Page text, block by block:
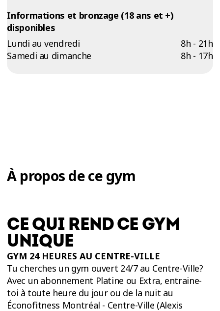
Informations et bronzage (18 ans et +)
disponibles
Lundi au vendredi
8h - 21h
Samedi au dimanche
8h - 17h
À propos de ce gym
CE QUI REND CE GYM
UNIQUE
GYM 24 HEURES AU CENTRE-VILLE
Tu cherches un gym ouvert 24/7 au Centre-Ville?
Avec un abonnement Platine ou Extra, entraine-
toi à toute heure du jour ou de la nuit au
Éconofitness Montréal - Centre-Ville (Alexis